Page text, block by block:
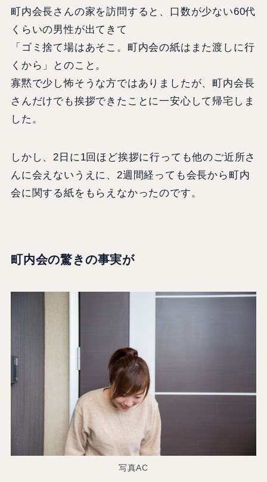
町内会長さんの家を訪問すると、口数が少ない60代
くらいの男性が出てきて
「ゴミ捨て場はあそこ。町内会の紙はまた渡しに行
くから」とのこと。
寡黙で少し怖そうな方ではありましたが、町内会長
さんだけでも挨拶できたことに一安心して帰宅しま
した。
しかし、2日に1回ほど挨拶に行っても他のご近所さ
んに会えないうえに、2週間経っても会長から町内
会に関する紙をもらえなかったのです。
町内会の驚きの事実が
写真AC